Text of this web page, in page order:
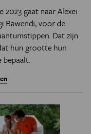
gaat naar Alexei
Bawendi, voor de
Dat zijn
hun grootte hun
bepaalt.